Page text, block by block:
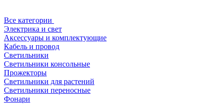
Все категории
Электрика и свет
Аксессуары и комплектующие
Кабель и провод
Светильники
Светильники консольные
Прожекторы
Светильники для растений
Светильники переносные
Фонари